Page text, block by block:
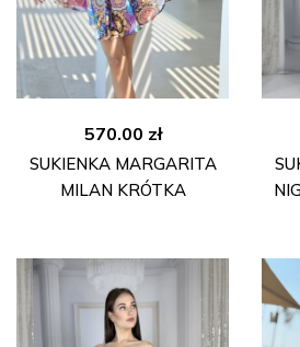
570.00 zł
SUKIENKA MARGARITA
MILAN KRÓTKA